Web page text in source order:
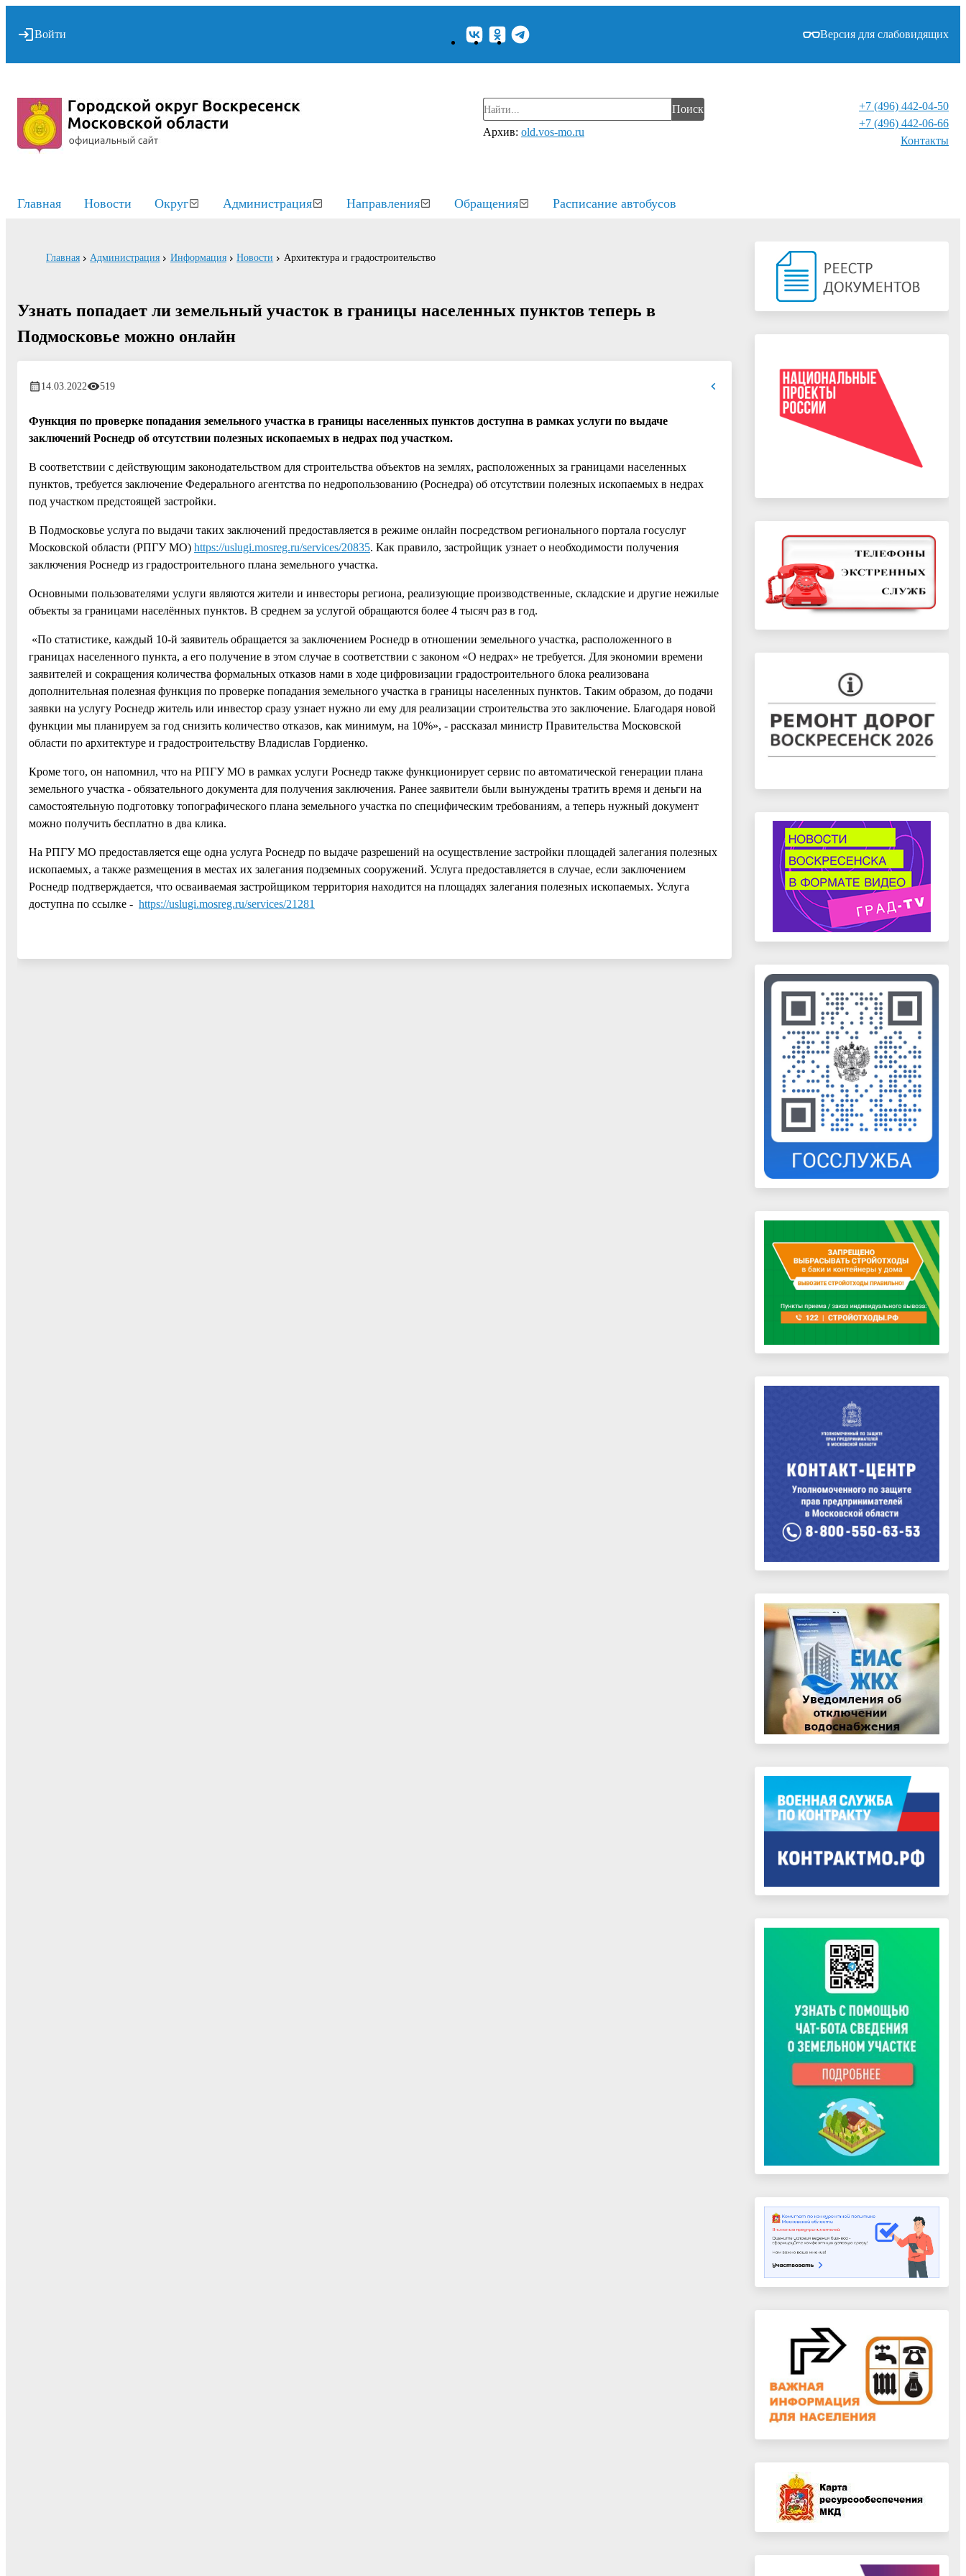
Войти Версия для слабовидящих
Поиск
Архив: old.vos-mo.ru
+7 (496) 442-04-50
+7 (496) 442-06-66
Контакты⁠
Главная Новости Округ Администрация Направления Обращения Расписание автобусов
Главная Администрация Информация Новости Архитектура и градостроительство
Узнать попадает ли земельный участок в границы населенных пунктов теперь в
Подмосковье можно онлайн
14.03.2022 519
Функция по проверке попадания земельного участка в границы населенных пунктов доступна в рамках услуги по выдаче
заключений Роснедр об отсутствии полезных ископаемых в недрах под участком.
В соответствии с действующим законодательством для строительства объектов на землях, расположенных за границами населенных
пунктов, требуется заключение Федерального агентства по недропользованию (Роснедра) об отсутствии полезных ископаемых в недрах
под участком предстоящей застройки.
В Подмосковье услуга по выдачи таких заключений предоставляется в режиме онлайн посредством регионального портала госуслуг
Московской области (РПГУ МО) https://uslugi.mosreg.ru/services/20835. Как правило, застройщик узнает о необходимости получения
заключения Роснедр из градостроительного плана земельного участка.
Основными пользователями услуги являются жители и инвесторы региона, реализующие производственные, складские и другие нежилые
объекты за границами населённых пунктов. В среднем за услугой обращаются более 4 тысяч раз в год.
«По статистике, каждый 10-й заявитель обращается за заключением Роснедр в отношении земельного участка, расположенного в
границах населенного пункта, а его получение в этом случае в соответствии с законом «О недрах» не требуется. Для экономии времени
заявителей и сокращения количества формальных отказов нами в ходе цифровизации градостроительного блока реализована
дополнительная полезная функция по проверке попадания земельного участка в границы населенных пунктов. Таким образом, до подачи
заявки на услугу Роснедр житель или инвестор сразу узнает нужно ли ему для реализации строительства это заключение. Благодаря новой
функции мы планируем за год снизить количество отказов, как минимум, на 10%», - рассказал министр Правительства Московской
области по архитектуре и градостроительству Владислав Гордиенко.
Кроме того, он напомнил, что на РПГУ МО в рамках услуги Роснедр также функционирует сервис по автоматической генерации плана
земельного участка - обязательного документа для получения заключения. Ранее заявители были вынуждены тратить время и деньги на
самостоятельную подготовку топографического плана земельного участка по специфическим требованиям, а теперь нужный документ
можно получить бесплатно в два клика.
На РПГУ МО предоставляется еще одна услуга Роснедр по выдаче разрешений на осуществление застройки площадей залегания полезных
ископаемых, а также размещения в местах их залегания подземных сооружений. Услуга предоставляется в случае, если заключением
Роснедр подтверждается, что осваиваемая застройщиком территория находится на площадях залегания полезных ископаемых. Услуга
доступна по ссылке - https://uslugi.mosreg.ru/services/21281